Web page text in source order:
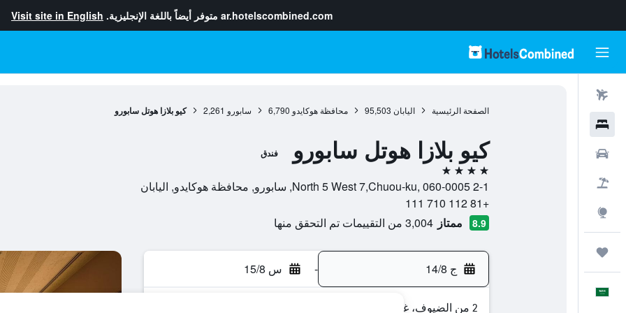
ar.hotelscombined.com متوفر أيضاً باللغة الإنجليزية. Visit site in English
الصفحة الرئيسية اليابان 95,503 محافظة هوكايدو 6,790 سابورو 2,261 كيو بلازا هوتل سابورو
كيو بلازا هوتل سابورو فندق
4 نجوم
2-1 North 5 West 7,Chuou-ku, 060-0005, سابورو, محافظة هوكايدو, اليابان
+81 112 710 111
8.9 ممتاز 3,004 من التقييمات تم التحقق منها
ج 14/8 - س 15/8
2 من الضيوف، غرفة واحدة